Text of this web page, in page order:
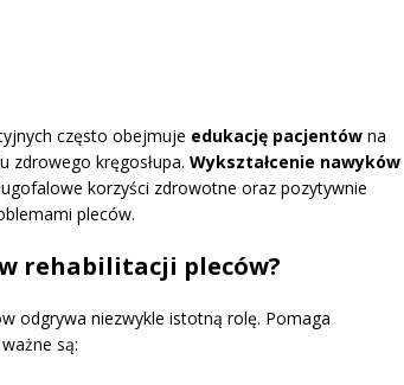
często obejmuje edukację pacjentów na
zdrowego kręgosłupa. Wykształcenie nawyków
korzyści zdrowotne oraz pozytywnie
pleców.
rehabilitacji pleców?
odgrywa niezwykle istotną rolę. Pomaga
są: